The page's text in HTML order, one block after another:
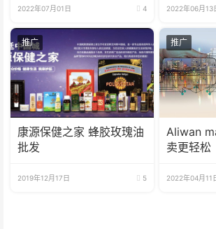
2022年07月01日 4 2022年06月13
推广
康源保健之家 蜂胶玫瑰油
批发
2019年12月17日 5
推广
Aliwan
卖更轻松
2022年04月11